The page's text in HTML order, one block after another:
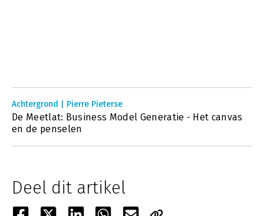
Achtergrond | Pierre Pieterse
De Meetlat: Business Model Generatie - Het canvas
en de penselen
Deel dit artikel